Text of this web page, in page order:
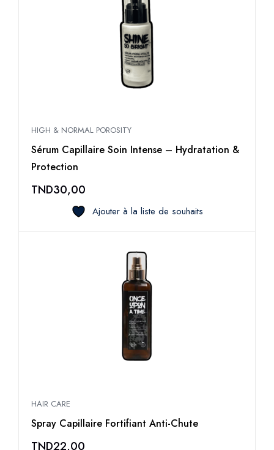
HIGH & NORMAL POROSITY
Sérum Capillaire Soin Intense – Hydratation &
Protection
TND30,00
Ajouter à la liste de souhaits
HAIR CARE
Spray Capillaire Fortifiant Anti-Chute
TND22,00